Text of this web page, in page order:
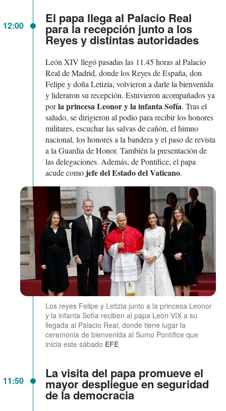
12:00 El papa llega al Palacio Real
para la recepción junto a los
Reyes y distintas autoridades
León XIV llegó pasadas las 11.45 horas al Palacio
Real de Madrid, donde los Reyes de España, don
Felipe y doña Letizia, volvieron a darle la bienvenida
y lideraron su recepción. Estuvieron acompañados ya
porla princesa Leonor y la infanta Sofía. Tras el
saludo, se dirigieron al podio para recibir los honores
militares, escuchar las salvas de cañón, el himno
nacional, los honores a la bandera y el paso de revista
a la Guardia de Honor. También la presentación de
las delegaciones. Además, de Pontífice, el papa
acude como jefe del Estado del Vaticano.
Los reyes Felipe y Letizia junto a la princesa Leonor
y la infanta Sofía reciben al papa León VIX a su
llegada al Palacio Real, donde tiene lugar la
ceremonia de bienvenida al Sumo Pontífice que
inicia este sábado EFE
11:50 La visita del papa promueve el
mayor despliegue en seguridad
de la democracia